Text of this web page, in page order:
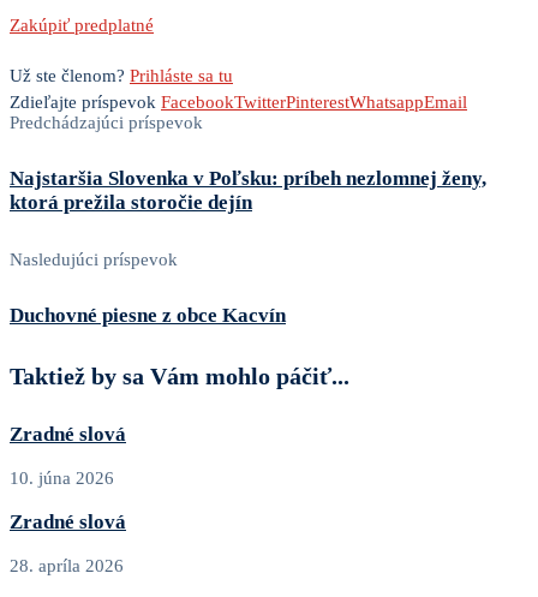
Zakúpiť predplatné
Už ste členom? Prihláste sa tu
Zdieľajte príspevok FacebookTwitterPinterestWhatsappEmail
Predchádzajúci príspevok
Najstaršia Slovenka v Poľsku: príbeh nezlomnej ženy,
ktorá prežila storočie dejín
Nasledujúci príspevok
Duchovné piesne z obce Kacvín
Taktiež by sa Vám mohlo páčiť...
Zradné slová
10. júna 2026
Zradné slová
28. apríla 2026